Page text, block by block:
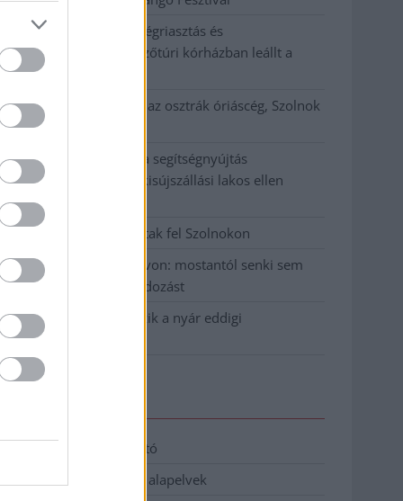
Meghosszabbított hőségriasztás és
vízkorlátozások, a mezőtúri kórházban leállt a
klíma
Átszervezi működését az osztrák óriáscég, Szolnok
is érintett
Tragédiába torkollott a segítségnyújtás
elmulasztása, három kisújszállási lakos ellen
emeltek vádat
Hatalmas lángok csaptak fel Szolnokon
Vízitraffipax a Tisza-tavon: mostantól senki sem
úszhatja meg a száguldozást
Szolnokra is megérkezik a nyár eddigi
legkeményebb napja
Adatkezelési tájékoztató
Etikai és függetlenségi alapelvek